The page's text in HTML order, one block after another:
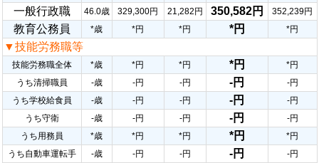
一般行政職 46.0歳 329,300円 21,282円 350,582円 352,239円
教育公務員 *歳 *円 *円 *円 *円
▼技能労務職等
技能労務職全体 *歳 *円 *円 *円
*円
うち清掃職員
-歳 -円 -円 -円
-円
うち学校給食員
-歳 -円 -円 -円
-円
うち守衛
-歳 -円 -円 -円
-円
うち用務員
*歳 *円 *円 *円
*円
うち自動車運転手
-歳 -円 -円 -円
-円